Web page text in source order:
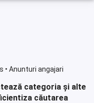
• Anunturi angajari
categoria și alte
căutarea